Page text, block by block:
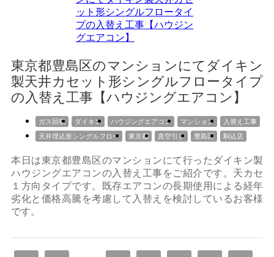
東京都豊島区のマンションにてダイキン
製天井カセット形シングルフロータイプ
の入替え工事【ハウジングエアコン】
ガス回収 ダイキン ハウジングエアコン マンション
入替え工事
天井埋込形シングルフロー
東京都 真空引き 豊島区 駒込店
本日は東京都豊島区のマンションにて行ったダイキン製
ハウジングエアコンの入替え工事をご紹介です。天カセ
１方向タイプです。既存エアコンの長期使用による経年
劣化と価格高騰を考慮して入替えを検討しているお客様
です。